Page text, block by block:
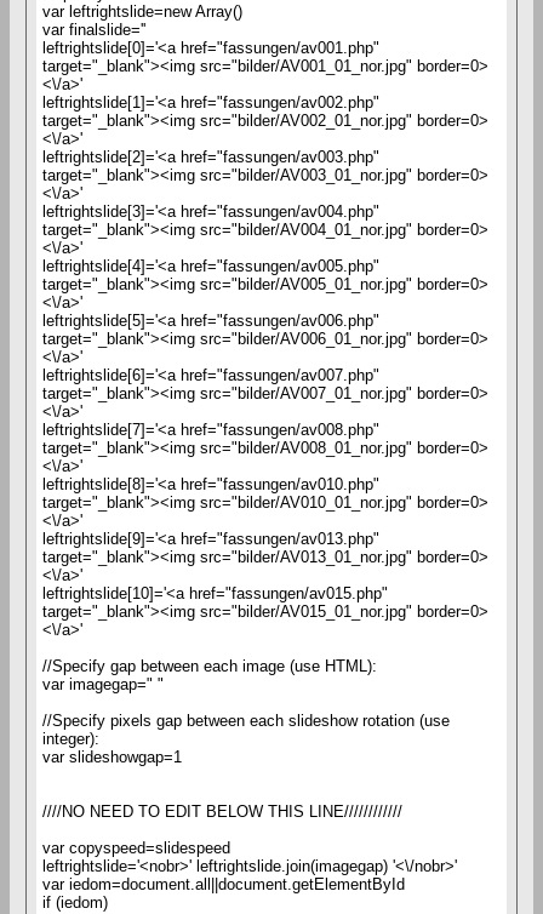
var leftrightslide=new Array()
var finalslide=''
leftrightslide[0]='<a href="fassungen/av001.php"
target="_blank"><img src="bilder/AV001_01_nor.jpg" border=0>
<\/a>'
leftrightslide[1]='<a href="fassungen/av002.php"
target="_blank"><img src="bilder/AV002_01_nor.jpg" border=0>
<\/a>'
leftrightslide[2]='<a href="fassungen/av003.php"
target="_blank"><img src="bilder/AV003_01_nor.jpg" border=0>
<\/a>'
leftrightslide[3]='<a href="fassungen/av004.php"
target="_blank"><img src="bilder/AV004_01_nor.jpg" border=0>
<\/a>'
leftrightslide[4]='<a href="fassungen/av005.php"
target="_blank"><img src="bilder/AV005_01_nor.jpg" border=0>
<\/a>'
leftrightslide[5]='<a href="fassungen/av006.php"
target="_blank"><img src="bilder/AV006_01_nor.jpg" border=0>
<\/a>'
leftrightslide[6]='<a href="fassungen/av007.php"
target="_blank"><img src="bilder/AV007_01_nor.jpg" border=0>
<\/a>'
leftrightslide[7]='<a href="fassungen/av008.php"
target="_blank"><img src="bilder/AV008_01_nor.jpg" border=0>
<\/a>'
leftrightslide[8]='<a href="fassungen/av010.php"
target="_blank"><img src="bilder/AV010_01_nor.jpg" border=0>
<\/a>'
leftrightslide[9]='<a href="fassungen/av013.php"
target="_blank"><img src="bilder/AV013_01_nor.jpg" border=0>
<\/a>'
leftrightslide[10]='<a href="fassungen/av015.php"
target="_blank"><img src="bilder/AV015_01_nor.jpg" border=0>
<\/a>'
//Specify gap between each image (use HTML):
var imagegap=" "
//Specify pixels gap between each slideshow rotation (use
integer):
var slideshowgap=1
////NO NEED TO EDIT BELOW THIS LINE////////////
var copyspeed=slidespeed
leftrightslide='<nobr>' leftrightslide.join(imagegap) '<\/nobr>'
var iedom=document.all||document.getElementById
if (iedom)